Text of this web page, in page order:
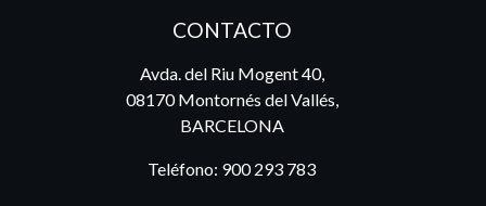
CONTACTO
Avda. del Riu Mogent 40,
08170 Montornés del Vallés,
BARCELONA
Teléfono: 900 293 783